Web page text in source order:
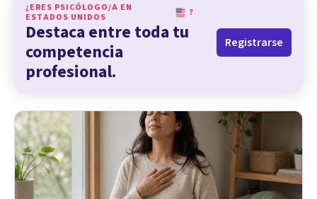
¿ERES PSICÓLOGO/A EN
ESTADOS UNIDOS
?
Destaca entre toda tu
competencia
profesional.
Registrarse